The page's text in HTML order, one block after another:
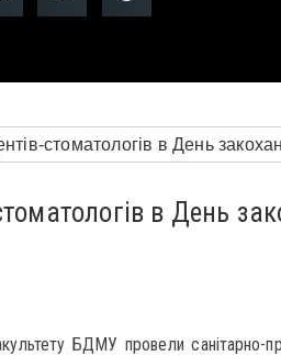
в День
БДМУ провели санітарно-